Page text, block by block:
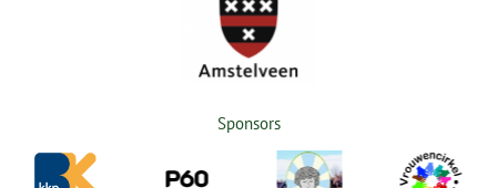
Sponsors